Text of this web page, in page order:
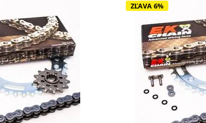
ZĽAVA 6%